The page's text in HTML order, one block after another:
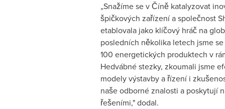
„Snažíme se v Číně katalyzovat
špičkových zařízení a společnost
etablovala jako klíčový hráč na
posledních několika letech jsme
100 energetických produktech v
Hedvábné stezky, zkoumali jsme
modely výstavby a řízení i
naše odborné znalosti a poskytují
řešeními," dodal.